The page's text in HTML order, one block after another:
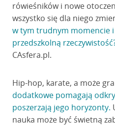
rówieśników i nowe
wszystko się dla niego
w tym trudnym momencie i
przedszkolną
CAsfera.pl.
Hip-hop, karate, a może
dodatkowe pomagają
poszerzają jego horyzonty.
nauka może być świetną